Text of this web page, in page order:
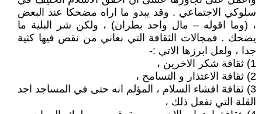
سلوكي الاجتماعي . وقد يبدو ما اراه مضحكا عند البعض
، (وما اقوله – مال واحد بطران) ، ولكن شر البلية ما
يضحك . فمجالات الثقافة التي نعاني من نقص فيها كثية
جدا ، ولعل ابرزها الاتي :-
1) ثقافة شكر الاخرين ،
2) ثقافة الاعتذار و التسامح ،
3) ثقافة افشاء السلام ، المؤلم انه حتى في المساجد اجد
القلة التي تفعل ذلك ،